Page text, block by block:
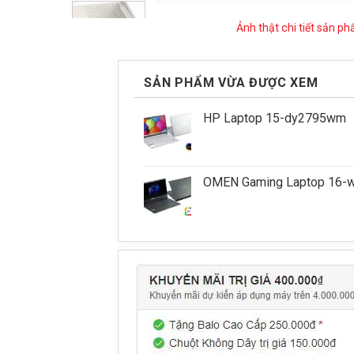
Ảnh thật chi tiết sản
SẢN PHẨM VỪA ĐƯỢC XEM
HP Laptop 15-dy2795wm
OMEN Gaming Laptop 16-